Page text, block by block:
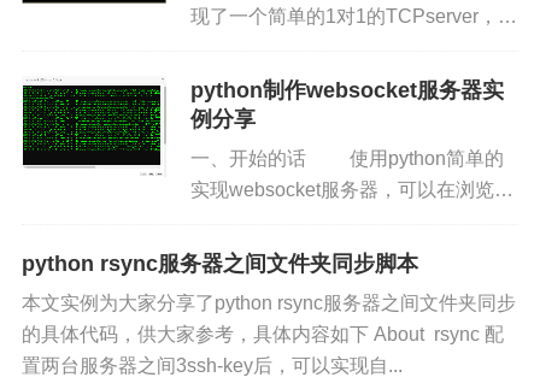
现了一个简单的1对1的TCPserver，但
行的，所以研究了一下如何在server端
通过启动不同的线程...
python制作websocket服务器实
例分享
一、开始的话 使用python简单的
实现websocket服务器，可以在浏览器
之前做了一个web版的发布系统，
后...
python rsync服务器之间文件夹同步脚本
本文实例为大家分享了python rsync服务器之间文件夹同步
的具体代码，供大家参考，具体内容如下 About rsync 配
置两台服务器之间3ssh-key后，可以实现自...